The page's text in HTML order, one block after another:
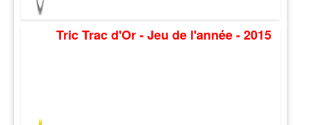
Tric Trac d'Or - Jeu de l'année - 2015